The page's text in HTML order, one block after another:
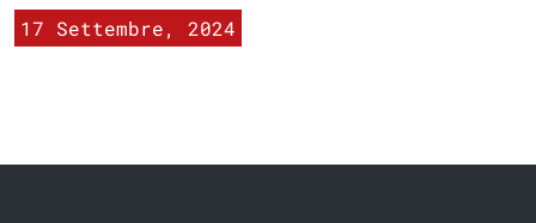
17 Settembre, 2024